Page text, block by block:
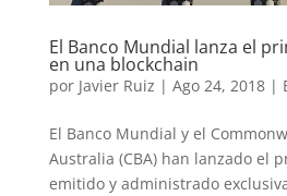
El Banco Mundial lanza el
en una blockchain
por Javier Ruiz | Ago 24, 2018|
El Banco Mundial y el
Australia (CBA) han lanzado el
emitido y administrado